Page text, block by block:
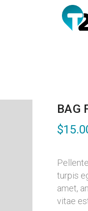
BAG
$
turpis
amet,
vitae